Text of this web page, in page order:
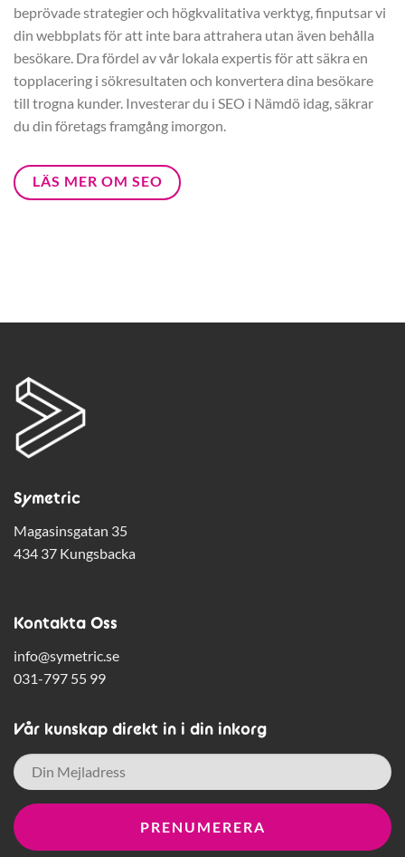
beprövade strategier och högkvalitativa verktyg, finputsar vi
din webbplats för att inte bara attrahera utan även behålla
besökare. Dra fördel av vår lokala expertis för att säkra en
topplacering i sökresultaten och konvertera dina besökare
till trogna kunder. Investerar du i SEO i Nämdö idag, säkrar
du din företags framgång imorgon.
LÄS MER OM SEO
Symetric
Magasinsgatan 35
434 37 Kungsbacka
Kontakta Oss
info@symetric.se
031-797 55 99
Vår kunskap direkt in i din inkorg
E-
post *